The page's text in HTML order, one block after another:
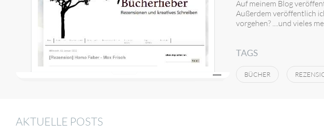
Auf meinem Blog
Außerdem veröffentlich
vorgehen? ....und vieles
TAGS
BÜCHER
AKTUELLE POSTS